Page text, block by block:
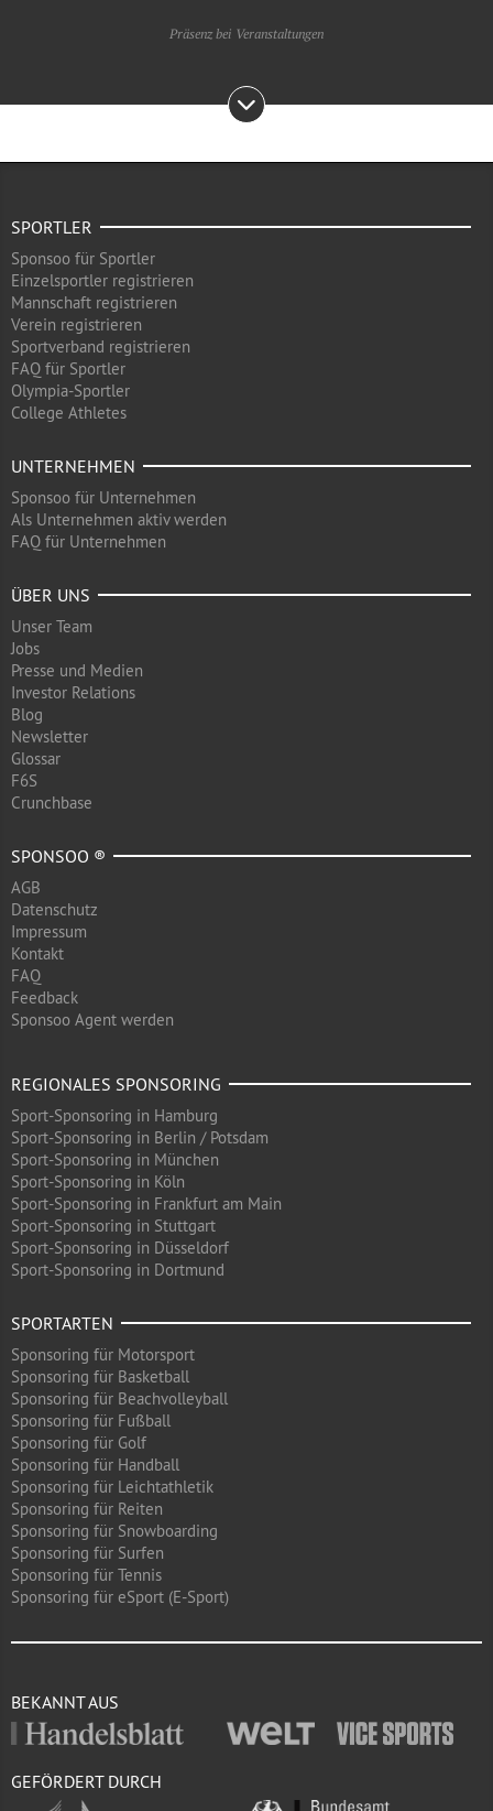
Präsenz bei Veranstaltungen
SPORTLER
Sponsoo für Sportler
Einzelsportler registrieren
Mannschaft registrieren
Verein registrieren
Sportverband registrieren
FAQ für Sportler
Olympia-Sportler
College Athletes
UNTERNEHMEN
Sponsoo für Unternehmen
Als Unternehmen aktiv werden
FAQ für Unternehmen
ÜBER UNS
Unser Team
Jobs
Presse und Medien
Investor Relations
Blog
Newsletter
Glossar
F6S
Crunchbase
SPONSOO ®
AGB
Datenschutz
Impressum
Kontakt
FAQ
Feedback
Sponsoo Agent werden
REGIONALES SPONSORING
Sport-Sponsoring in Hamburg
Sport-Sponsoring in Berlin / Potsdam
Sport-Sponsoring in München
Sport-Sponsoring in Köln
Sport-Sponsoring in Frankfurt am Main
Sport-Sponsoring in Stuttgart
Sport-Sponsoring in Düsseldorf
Sport-Sponsoring in Dortmund
SPORTARTEN
Sponsoring für Motorsport
Sponsoring für Basketball
Sponsoring für Beachvolleyball
Sponsoring für Fußball
Sponsoring für Golf
Sponsoring für Handball
Sponsoring für Leichtathletik
Sponsoring für Reiten
Sponsoring für Snowboarding
Sponsoring für Surfen
Sponsoring für Tennis
Sponsoring für eSport (E-Sport)
BEKANNT AUS
GEFÖRDERT DURCH